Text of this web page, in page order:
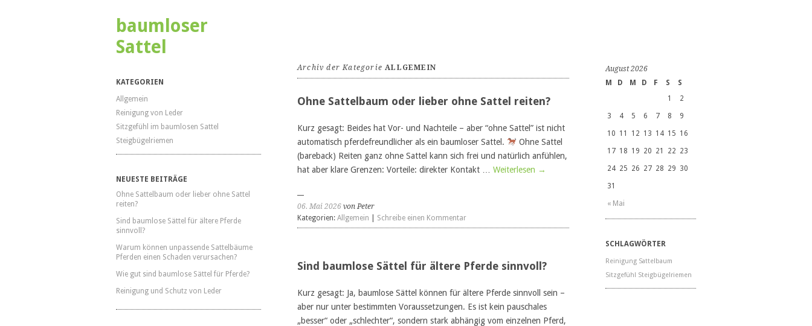
baumloser
Sattel
KATEGORIEN
Allgemein
Reinigung von Leder
Sitzgefühl im baumlosen Sattel
Steigbügelriemen
NEUESTE BEITRÄGE
Ohne Sattelbaum oder lieber ohne Sattel
reiten?
Sind baumlose Sättel für ältere Pferde
sinnvoll?
Warum können unpassende Sattelbäume
Pferden einen Schaden verursachen?
Wie gut sind baumlose Sättel für Pferde?
Reinigung und Schutz von Leder
Archiv der KategorieALLGEMEIN
Ohne Sattelbaum oder lieber ohne Sattel reiten?
Kurz gesagt: Beides hat Vor- und Nachteile – aber “ohne Sattel” ist nicht
automatisch pferdefreundlicher als ein baumloser Sattel.
Ohne Sattel
(bareback) Reiten ganz ohne Sattel kann sich frei und natürlich anfühlen,
hat aber klare Grenzen: Vorteile: direkter Kontakt … Weiterlesen →
06. Mai 2026 von Peter
Kategorien: Allgemein Schreibe einen Kommentar
Sind baumlose Sättel für ältere Pferde sinnvoll?
Kurz gesagt: Ja, baumlose Sättel können für ältere Pferde sinnvoll sein –
aber nur unter bestimmten Voraussetzungen. Es ist kein pauschales
„besser“ oder „schlechter“, sondern stark abhängig vom einzelnen Pferd,
August 2026
M
D M D F S S
« Mai
1 2
3 4 5 6 7 8 9
10 11 12 13 14 15 16
17 18 19 20 21 22 23
24 25 26 27 28 29 30
31
SCHLAGWÖRTER
Reinigung Sattelbaum
Sitzgefühl Steigbügelriemen